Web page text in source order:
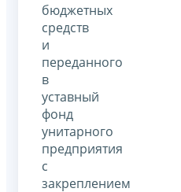
бюджетных
средств
и
переданного
в
уставный
фонд
унитарного
предприятия
с
закреплением